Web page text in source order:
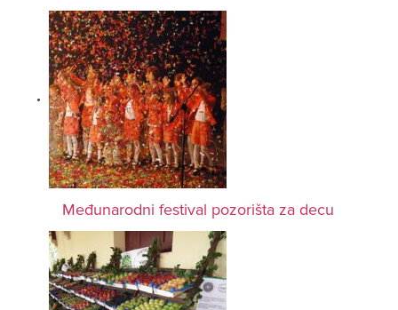
Međunarodni festival pozorišta za decu